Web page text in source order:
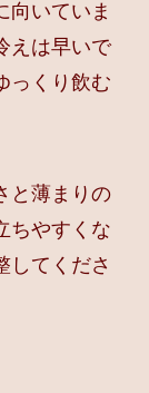
向いていま
えは早いで
っくり飲む
と薄まりの
ちやすくな
してくださ